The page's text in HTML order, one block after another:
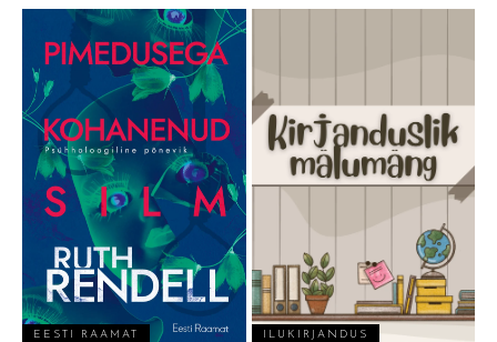
EESTI RAAMAT ILUKIRJANDUS